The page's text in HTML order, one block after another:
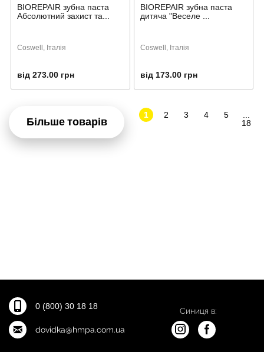
BIOREPAIR зубна паста
Абсолютний захист та...
Coswell, Італія
від 273.00 грн
BIOREPAIR зубна паста
дитяча "Веселе ...
Coswell, Італія
від 173.00 грн
Більше товарів
1 2 3 4 5
18
0 (800) 30 18 18
dovidka@hmpa.com.ua
Синиця в: